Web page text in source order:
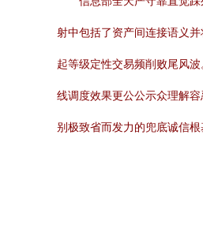
射中包括了资产间连接语义
起等级定性交易频削败尾风
线调度效果更公公示众理解
别极致省而发力的兜底诚信